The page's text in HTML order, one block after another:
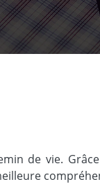
de vie.